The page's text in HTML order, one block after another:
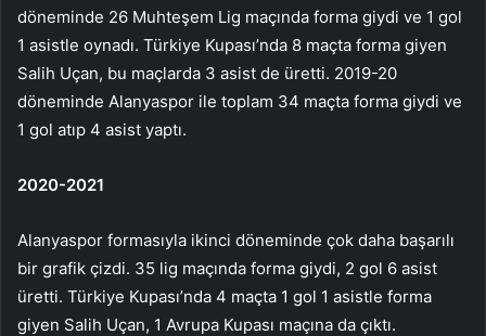
döneminde 26 Muhteşem Lig maçında forma giydi ve 1 gol
1 asistle oynadı. Türkiye Kupası’nda 8 maçta forma giyen
Salih Uçan, bu maçlarda 3 asist de üretti. 2019-20
döneminde Alanyaspor ile toplam 34 maçta forma giydi ve
1 gol atıp 4 asist yaptı.
2020-2021
Alanyaspor formasıyla ikinci döneminde çok daha başarılı
bir grafik çizdi. 35 lig maçında forma giydi, 2 gol 6 asist
üretti. Türkiye Kupası’nda 4 maçta 1 gol 1 asistle forma
giyen Salih Uçan, 1 Avrupa Kupası maçına da çıktı.